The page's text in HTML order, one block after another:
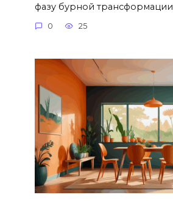
фазу бурной трансформации
0 25